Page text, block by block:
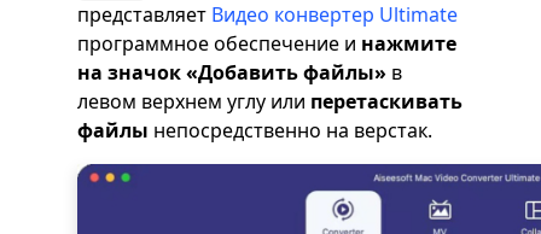
представляет Видео конвертер Ultimate
программное обеспечение и нажмите
на значок «Добавить файлы» в
левом верхнем углу или перетаскивать
файлы непосредственно на верстак.